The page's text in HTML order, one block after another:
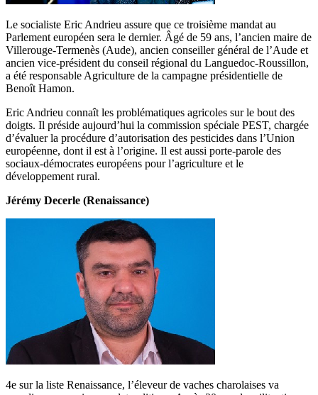
Le socialiste Eric Andrieu assure que ce troisième mandat au
Parlement européen sera le dernier. Âgé de 59 ans, l’ancien maire de
Villerouge-Termenès (Aude), ancien conseiller général de l’Aude et
ancien vice-président du conseil régional du Languedoc-Roussillon,
a été responsable Agriculture de la campagne présidentielle de
Benoît Hamon.
Eric Andrieu connaît les problématiques agricoles sur le bout des
doigts. Il préside aujourd’hui la commission spéciale PEST, chargée
d’évaluer la procédure d’autorisation des pesticides dans l’Union
européenne, dont il est à l’origine. Il est aussi porte-parole des
sociaux-démocrates européens pour l’agriculture et le
développement rural.
Jérémy Decerle (Renaissance)
4e sur la liste Renaissance, l’éleveur de vaches charolaises va